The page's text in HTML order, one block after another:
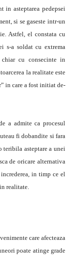
in asteptarea pedepsei
si se gaseste intr-un
Astfel, el constata cu
s-a soldat cu extrema
cu consecinte in
la realitate este
in care a fost initiat de-
a admite ca procesul
fi dobandite si fara
teribila asteptare a unei
de oricare alternativa
in timp ce el
realitate.
care afecteaza
poate atinge grade